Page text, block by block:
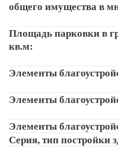
общего имущества в
Площадь парковки в
кв.м:
Элементы
Элементы
Элементы
Серия, тип постройки